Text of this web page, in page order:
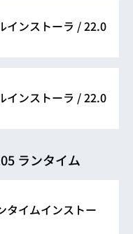
インストーラ / 22.0
インストーラ / 22.0
ランタイム
タイムインストー